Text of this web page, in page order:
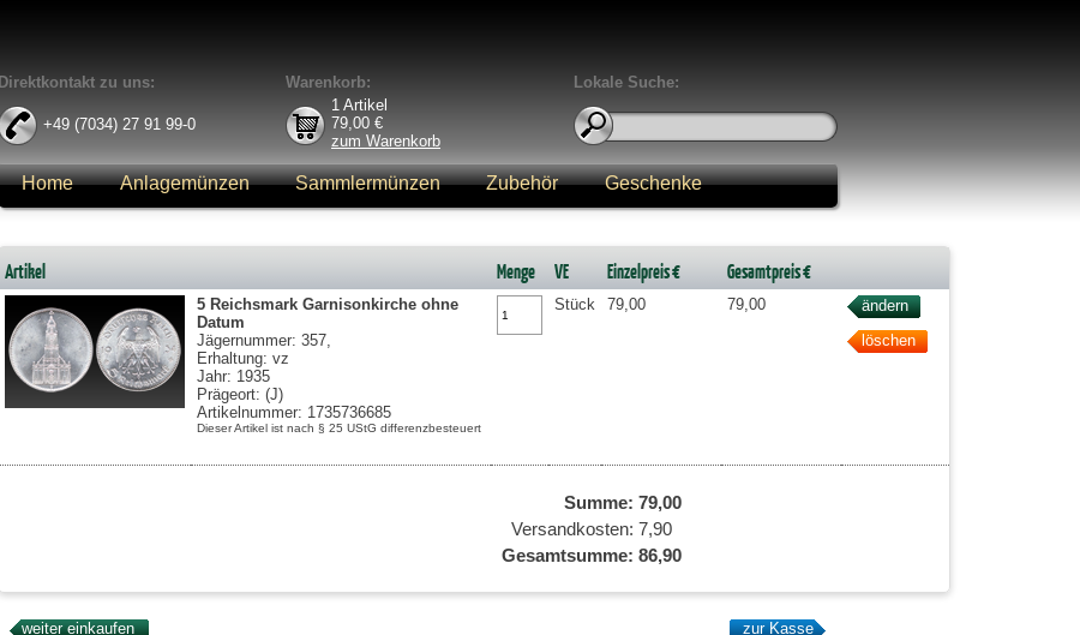
Direktkontakt zu uns:
+49 (7034) 27 91 99-0
Warenkorb:
1 Artikel
79,00 €
zum Warenkorb
Lokale Suche:
Home Anlagemünzen Sammlermünzen Zubehör Geschenke
Artikel Menge VE Einzelpreis € Gesamtpreis €
5 Reichsmark Garnisonkirche ohne
Datum
Jägernummer: 357,
Erhaltung: vz
Jahr: 1935
Prägeort: (J)
Artikelnummer: 1735736685
Dieser Artikel ist nach § 25 UStG differenzbesteuert
Stück 79,00 79,00
Summe: 79,00
Versandkosten: 7,90
Gesamtsumme: 86,90